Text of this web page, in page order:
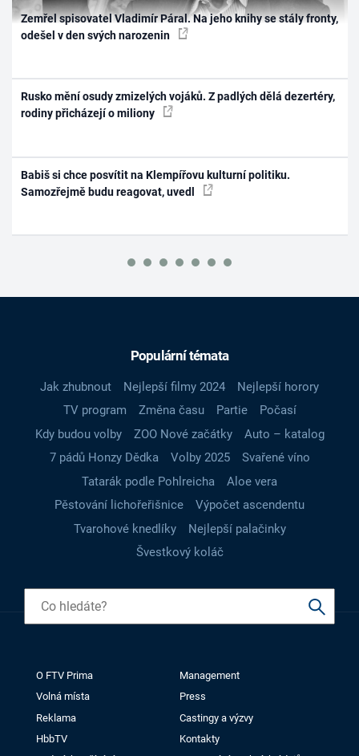
Zemřel spisovatel Vladimír Páral. Na jeho knihy se stály fronty,
odešel v den svých narozenin
Rusko mění osudy zmizelých vojáků. Z padlých dělá dezertéry,
rodiny přicházejí o miliony
Babiš si chce posvítit na Klempířovu kulturní politiku.
Samozřejmě budu reagovat, uvedl
Populární témata
Jak zhubnout Nejlepší filmy 2024
Nejlepší horory
TV program
Změna času Partie
Počasí
Kdy budou volby
ZOO Nové začátky
Auto – katalog
7 pádů Honzy Dědka
Volby 2025
Svařené víno
Tatarák podle Pohlreicha
Aloe vera
Pěstování lichořeřišnice
Výpočet ascendentu
Tvarohové knedlíky
Nejlepší palačinky
Švestkový koláč
O FTV Prima
Management
Volná místa
Press
Reklama
Castingy a výzvy
HbbTV
Kontakty